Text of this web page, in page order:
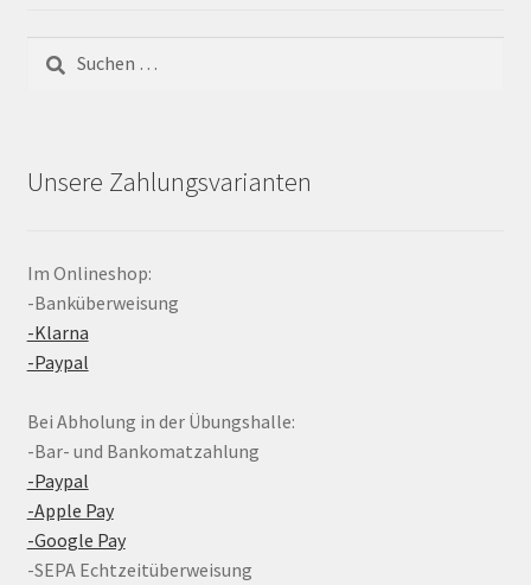
Suchen
nach:
Unsere Zahlungsvarianten
Im Onlineshop:
-Banküberweisung
-Klarna
-Paypal
Bei Abholung in der Übungshalle:
-Bar- und Bankomatzahlung
-Paypal
-Apple Pay
-Google Pay
-SEPA Echtzeitüberweisung